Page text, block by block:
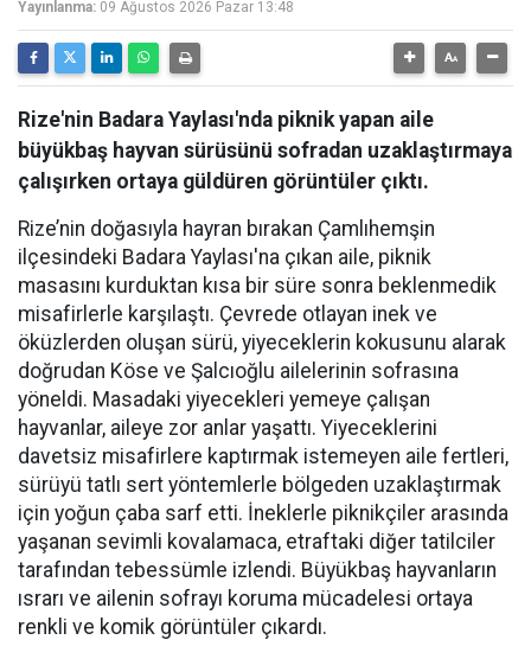
Yayınlanma: 09 Ağustos 2026 Pazar 13:48
Rize'nin Badara Yaylası'nda piknik yapan aile
büyükbaş hayvan sürüsünü sofradan uzaklaştırmaya
çalışırken ortaya güldüren görüntüler çıktı.
Rize’nin doğasıyla hayran bırakan Çamlıhemşin
ilçesindeki Badara Yaylası'na çıkan aile, piknik
masasını kurduktan kısa bir süre sonra beklenmedik
misafirlerle karşılaştı. Çevrede otlayan inek ve
öküzlerden oluşan sürü, yiyeceklerin kokusunu alarak
doğrudan Köse ve Şalcıoğlu ailelerinin sofrasına
yöneldi. Masadaki yiyecekleri yemeye çalışan
hayvanlar, aileye zor anlar yaşattı. Yiyeceklerini
davetsiz misafirlere kaptırmak istemeyen aile fertleri,
sürüyü tatlı sert yöntemlerle bölgeden uzaklaştırmak
için yoğun çaba sarf etti. İneklerle piknikçiler arasında
yaşanan sevimli kovalamaca, etraftaki diğer tatilciler
tarafından tebessümle izlendi. Büyükbaş hayvanların
ısrarı ve ailenin sofrayı koruma mücadelesi ortaya
renkli ve komik görüntüler çıkardı.